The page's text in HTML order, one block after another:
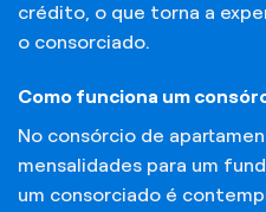
crédito, o que torna a
o consorciado.
Como funciona um
No consórcio de
mensalidades para um
um consorciado é